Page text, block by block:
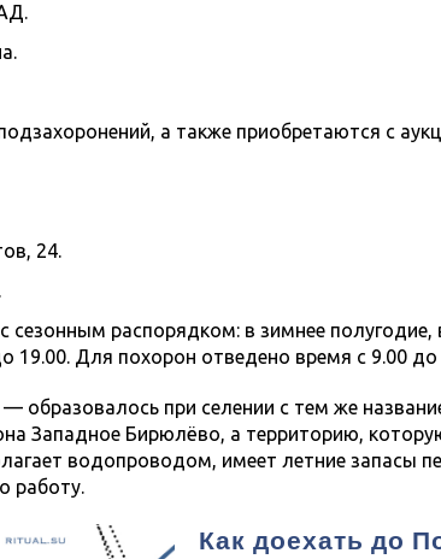
а также приобретаются с
24.
распорядком: в зимнее
19.00. Для похорон отведено время с 9.00 до
при селении с тем же
Западное Бирюлёво, а территорию,
водопроводом, имеет летние запасы
работу.
Как доехать до